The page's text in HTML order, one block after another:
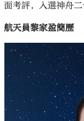
面考評，入選神舟
航天員黎家盈簡歷